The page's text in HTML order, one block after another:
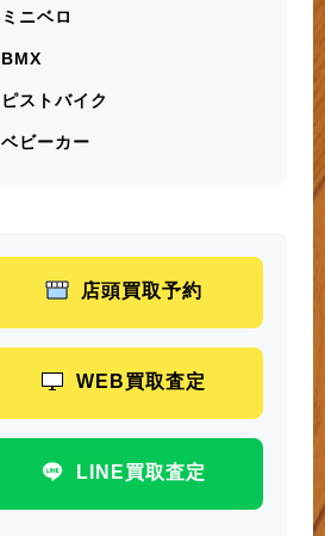
ミニベロ
BMX
ピストバイク
ベビーカー
店頭買取予約
WEB買取査定
LINE買取査定